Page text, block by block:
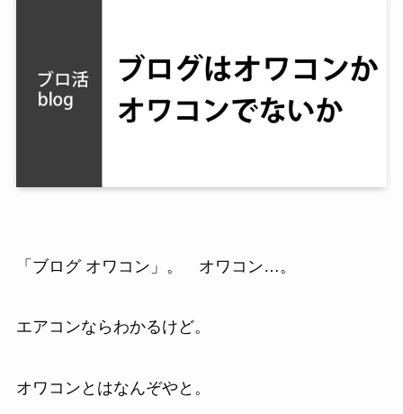
「ブログ オワコン」。 オワコン…。
エアコンならわかるけど。
オワコンとはなんぞやと。